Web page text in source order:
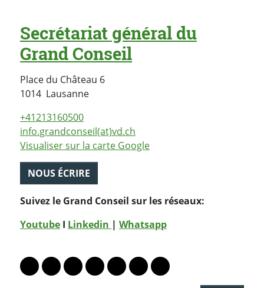
Secrétariat général du
Grand Conseil
Place du Château 6
1014 LausanneSuisse
+41213160500
info.grandconseil(at)vd.ch
Visualiser sur la carte Google
NOUS ÉCRIRE
Suivez le Grand Conseil sur les réseaux:
Youtube I Linkedin | Whatsapp
Lien vers le profil Mastodon
Lien vers le profil Bluesky
Lien vers le profil Instagram
Lien vers le profil Linkedin
Lien vers le profil Facebook
Lien vers le profil Twitter
Partager par WhatsApp